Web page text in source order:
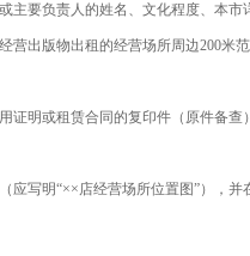
要负责人的姓名、文化程度、本
出版物出租的经营场所周边200米范
明或租赁合同的复印件（原件备查
写明“××店经营场所位置图”），